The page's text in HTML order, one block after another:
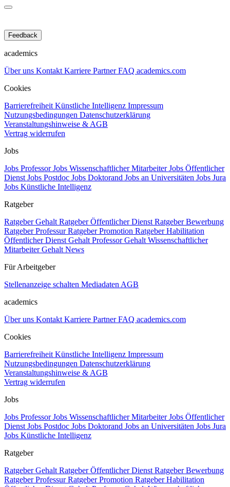
Feedback
academics
Über uns Kontakt Karriere PartnerFAQ academics.com
Cookies
Barrierefreiheit Künstliche Intelligenz Impressum
Nutzungsbedingungen Datenschutzerklärung
Veranstaltungshinweise & AGB
Vertrag widerrufen
Jobs
Jobs ProfessorJobs Wissenschaftlicher MitarbeiterJobs Öffentlicher
Dienst Jobs Postdoc Jobs Doktorand Jobs an Universitäten Jobs Jura
Jobs Künstliche Intelligenz
Ratgeber
Ratgeber Gehalt Ratgeber Öffentlicher Dienst Ratgeber Bewerbung
Ratgeber ProfessurRatgeber Promotion Ratgeber Habilitation
Öffentlicher Dienst Gehalt Professor Gehalt Wissenschaftlicher
Mitarbeiter Gehalt News
Für Arbeitgeber
Stellenanzeige schalten Mediadaten AGB
academics
Über uns Kontakt Karriere PartnerFAQ academics.com
Cookies
Barrierefreiheit Künstliche Intelligenz Impressum
Nutzungsbedingungen Datenschutzerklärung
Veranstaltungshinweise & AGB
Vertrag widerrufen
Jobs
Jobs ProfessorJobs Wissenschaftlicher MitarbeiterJobs Öffentlicher
Dienst Jobs Postdoc Jobs Doktorand Jobs an Universitäten Jobs Jura
Jobs Künstliche Intelligenz
Ratgeber
Ratgeber Gehalt Ratgeber Öffentlicher Dienst Ratgeber Bewerbung
Ratgeber ProfessurRatgeber Promotion Ratgeber Habilitation